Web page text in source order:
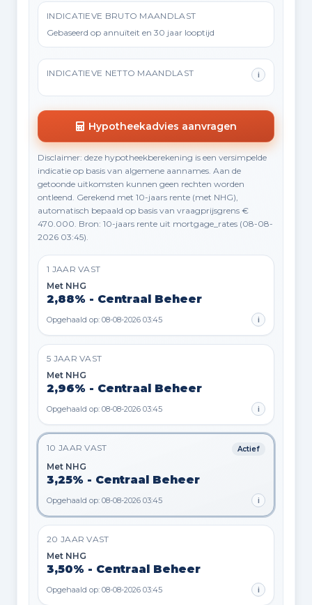
INDICATIEVE BRUTO MAANDLAST
Gebaseerd op annuïteit en 30 jaar looptijd
INDICATIEVE NETTO MAANDLAST i
Hypotheekadvies aanvragen
Disclaimer: deze hypotheekberekening is een versimpelde
indicatie op basis van algemene aannames. Aan de
getoonde uitkomsten kunnen geen rechten worden
ontleend. Gerekend met 10-jaars rente (met NHG),
automatisch bepaald op basis van vraagprijsgrens €
470.000. Bron: 10-jaars rente uit mortgage_rates (08-08-
2026 03:45).
1 JAAR VAST
Met NHG
2,88% - Centraal Beheer
Opgehaald op: 08-08-2026 03:45 i
5 JAAR VAST
Met NHG
2,96% - Centraal Beheer
Opgehaald op: 08-08-2026 03:45 i
10 JAAR VAST Actief
Met NHG
3,25% - Centraal Beheer
Opgehaald op: 08-08-2026 03:45 i
20 JAAR VAST
Met NHG
3,50% - Centraal Beheer
Opgehaald op: 08-08-2026 03:45 i